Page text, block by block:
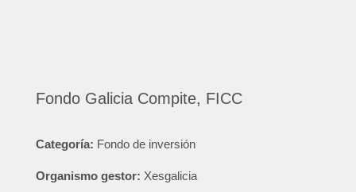
Fondo Galicia Compite, FICC
Categoría: Fondo de inversión
Organismo gestor: Xesgalicia